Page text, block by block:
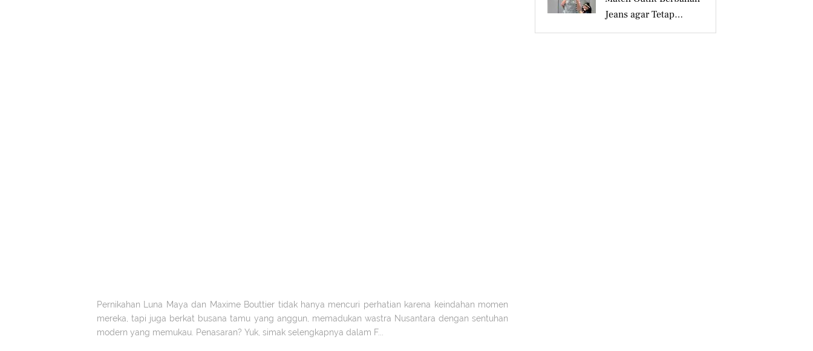
Pernikahan Luna Maya dan Maxime Bouttier tidak hanya mencuri perhatian karena keindahan momen
mereka, tapi juga berkat busana tamu yang anggun, memadukan wastra Nusantara dengan sentuhan
modern yang memukau. Penasaran? Yuk, simak selengkapnya dalam F...
Jeans agar Tetap
Tampil Stylish